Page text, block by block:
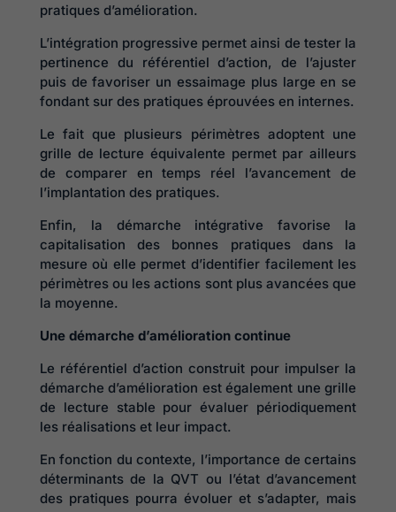
pratiques d’amélioration.
L’intégration progressive permet ainsi de tester la
pertinence du référentiel d’action, de l’ajuster
puis de favoriser un essaimage plus large en se
fondant sur des pratiques éprouvées en internes.
Le fait que plusieurs périmètres adoptent une
grille de lecture équivalente permet par ailleurs
de comparer en temps réel l’avancement de
l’implantation des pratiques.
Enfin, la démarche intégrative favorise la
capitalisation des bonnes pratiques dans la
mesure où elle permet d’identifier facilement les
périmètres ou les actions sont plus avancées que
la moyenne.
Une démarche d’amélioration continue
Le référentiel d’action construit pour impulser la
démarche d’amélioration est également une grille
de lecture stable pour évaluer périodiquement
les réalisations et leur impact.
En fonction du contexte, l’importance de certains
déterminants de la QVT ou l’état d’avancement
des pratiques pourra évoluer et s’adapter, mais